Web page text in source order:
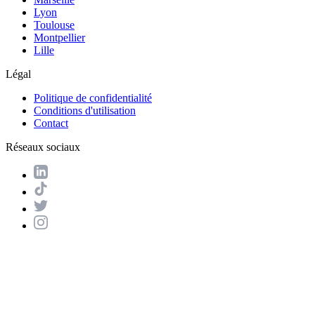
Lyon
Toulouse
Montpellier
Lille
Légal
Politique de confidentialité
Conditions d'utilisation
Contact
Réseaux sociaux